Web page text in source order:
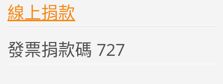
線上捐款
發票捐款碼 727